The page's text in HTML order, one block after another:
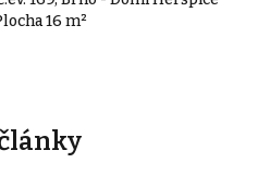
16 m²